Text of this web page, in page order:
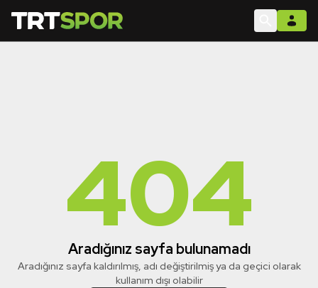
404
Aradığınız sayfa bulunamadı
Aradığınız sayfa kaldırılmış, adı değiştirilmiş ya da geçici olarak
kullanım dışı olabilir